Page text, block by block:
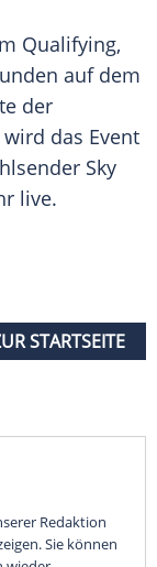
Qualifying,
auf dem
der
das Event
Sky
live.
STARTSEITE
Redaktion
Sie können